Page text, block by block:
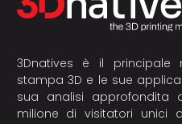
3Dnatives è il principale
stampa 3D e le sue
sua analisi approfondita
milione di visitatori unici